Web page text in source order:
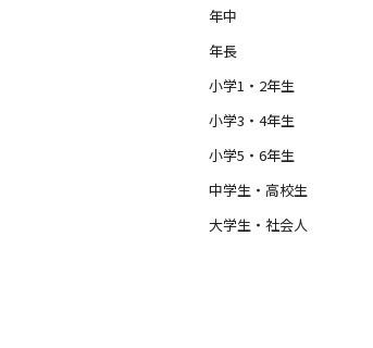
年中
年長
小学1・2年生
小学3・4年生
小学5・6年生
中学生・高校生
大学生・社会人